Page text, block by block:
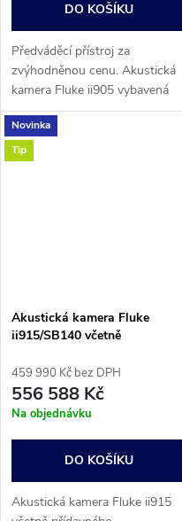
DO KOŠÍKU
Předváděcí přístroj za
zvýhodněnou cenu. Akustická
kamera Fluke ii905 vybavená
systémem akustické detekce
netěsností LeakQ™ umožňuje
efektivně detekovat, lokalizovat
Novinka
Tip
Akustická kamera Fluke
ii915/SB140 včetně
459 990 Kč bez DPH
556 588 Kč
Na objednávku
DO KOŠÍKU
Akustická kamera Fluke ii915